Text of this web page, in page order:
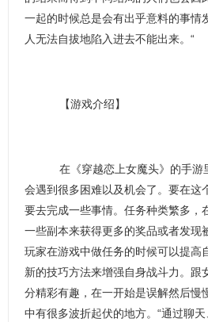
一起的时候总是会有出乎意料的事情
人无法自拔地陷入进去不能出来。“
【游戏介绍】
在《穿越恋上女魔头》的手游
会遇到很多困难以及机会了。要在这
要去完成一些事情。任务种类繁多，
一些副本来获得更多的奖品或者发现
玩家在游戏中做任务的时候可以提高
新的技巧方法来增强自身战斗力。跟
分精彩有趣，在一开始是误解然后慢
中有很多波折起伏的地方。“通过聊